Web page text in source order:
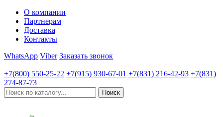
О компании
Партнерам
Доставка
Контакты
WhatsApp Viber Заказать звонок
+7(800) 550-25-22 +7(915) 930-67-01 +7(831) 216-42-93 +7(831)
274-87-73